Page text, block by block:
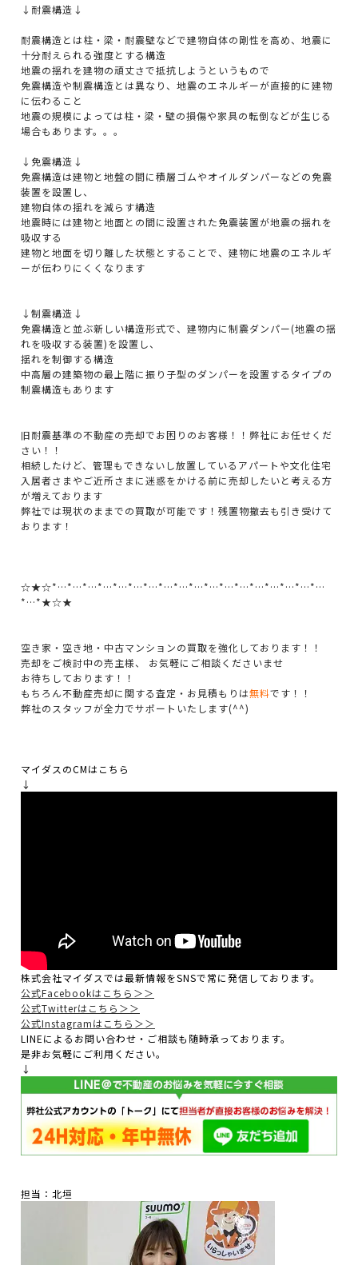
↓耐震構造↓
耐震構造とは柱・梁・耐震壁などで建物自体の剛性を高め、地震に
十分耐えられる強度とする構造
地震の揺れを建物の頑丈さで抵抗しようというもので
免震構造や制震構造とは異なり、地震のエネルギーが直接的に建物
に伝わること
地震の規模によっては柱・梁・壁の損傷や家具の転倒などが生じる
場合もあります。。。
↓免震構造↓
免震構造は建物と地盤の間に積層ゴムやオイルダンパーなどの免震
装置を設置し、
建物自体の揺れを減らす構造
地震時には建物と地面との間に設置された免震装置が地震の揺れを
吸収する
建物と地面を切り離した状態とすることで、建物に地震のエネルギ
ーが伝わりにくくなります
↓制震構造↓
免震構造と並ぶ新しい構造形式で、建物内に制震ダンパー(地震の揺
れを吸収する装置)を設置し、
揺れを制御する構造
中高層の建築物の最上階に振り子型のダンパーを設置するタイプの
制震構造もあります
旧耐震基準の不動産の売却でお困りのお客様！！弊社にお任せくだ
さい！！
相続したけど、管理もできないし放置しているアパートや文化住宅
入居者さまやご近所さまに迷惑をかける前に売却したいと考える方
が増えております
弊社では現状のままでの買取が可能です！残置物撤去も引き受けて
おります！
☆★☆*…*…*…*…*…*…*…*…*…*…*…*…*…*…*…*…*…*…
*…*★☆★
空き家・空き地・中古マンションの買取を強化しております！！
売却をご検討中の売主様、 お気軽にご相談くださいませ
お待ちしております！！
もちろん不動産売却に関する査定・お見積もりは無料です！！
弊社のスタッフが全力でサポートいたします(^^)
マイダスのCMはこちら
↓
株式会社マイダスでは最新情報をSNSで常に発信しております。
公式Facebookはこちら＞＞
公式Twitterはこちら＞＞
公式Instagramはこちら＞＞
LINEによるお問い合わせ・ご相談も随時承っております。
是非お気軽にご利用ください。
↓
担当：北垣